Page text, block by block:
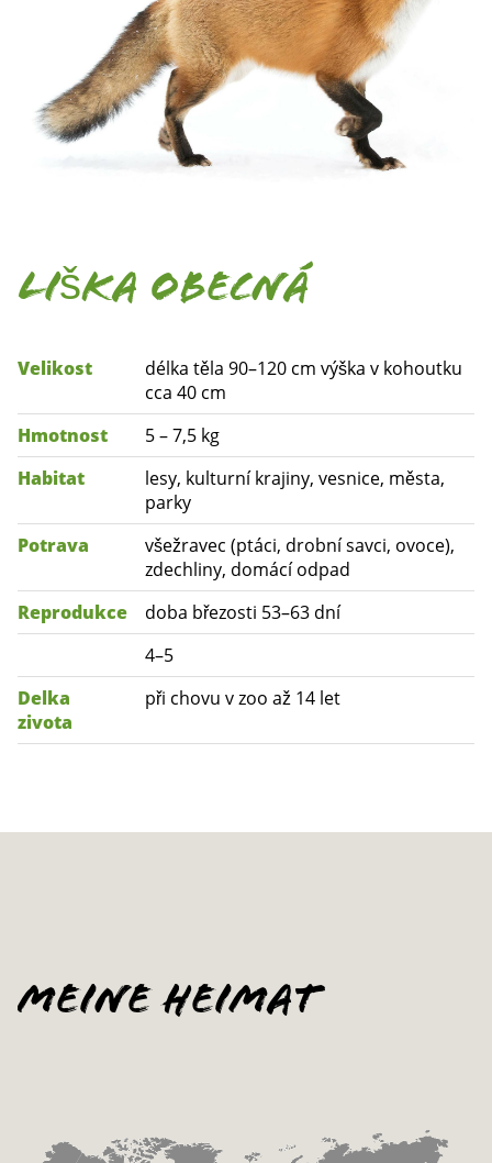
Liška obecná
Velikost
délka těla 90–120 cm výška v kohoutku
cca 40 cm
Hmotnost
5 – 7,5 kg
Habitat
lesy, kulturní krajiny, vesnice, města,
parky
Potrava
všežravec (ptáci, drobní savci, ovoce),
zdechliny, domácí odpad
Reprodukce
doba březosti 53–63 dní
4–5
Delka
zivota
při chovu v zoo až 14 let
Meine Heimat